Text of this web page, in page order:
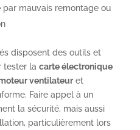
par mauvais remontage ou
disposent des outils et
tester la carte électronique
ventilateuret
Faire appel à un
la sécurité, mais aussi
particulièrement lors